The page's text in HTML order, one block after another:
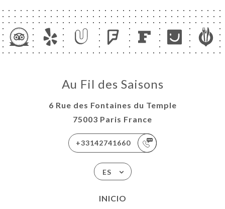
Au Fil des Saisons
6 Rue des Fontaines du Temple
75003 Paris France
+33142741660
ES
INICIO